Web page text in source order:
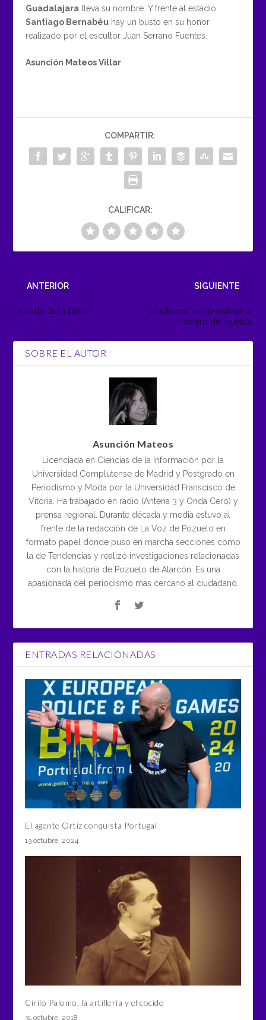
Guadalajaralleva su nombre. Y frente al estadio
Santiago Bernabéuhay un busto en su honor
realizado por el escultor Juan Serrano Fuentes.
Asunción Mateos Villar
COMPARTIR:
CALIFICAR:
ANTERIOR
La fiesta de la danza
SIGUIENTE
Los Ferrari se aproximan al
centro del pueblo
SOBRE EL AUTOR
Asunción Mateos
Licenciada en Ciencias de la Información por la
Universidad Complutense de Madrid y Postgrado en
Periodismo y Moda por la Universidad Franscisco de
Vitoria. Ha trabajado en radio (Antena 3 y Onda Cero) y
prensa regional. Durante década y media estuvo al
frente de la redacción de La Voz de Pozuelo en
formato papel donde puso en marcha secciones como
la de Tendencias y realizó investigaciones relacionadas
con la historia de Pozuelo de Alarcón. Es una
apasionada del periodismo más cercano al ciudadano.
ENTRADAS RELACIONADAS
El agente Ortiz conquista Portugal
13 octubre, 2024
Cirilo Palomo, la artillería y el cocido
31 octubre, 2018